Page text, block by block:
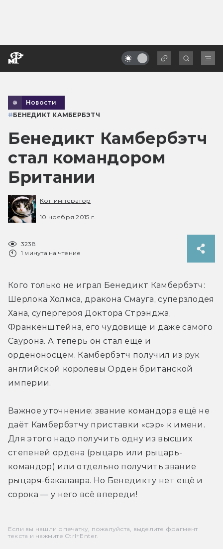
Новости
#БЕНЕДИКТ КАМБЕРБЭТЧ
Бенедикт Камбербэтч
стал командором
Британии
Кот-император
10 ноября 2015 г.
3238
1 минута на чтение
Кого только не играл Бенедикт Камбербэтч:
Шерлока Холмса, дракона Смауга, суперзлодея
Хана, супергероя Доктора Стрэнджа,
Франкенштейна, его чудовище и даже самого
Саурона. А теперь он стал ещё и
орденоносцем. Камбербэтч получил из рук
английской королевы Орден британской
империи.
Важное уточнение: звание командора ещё не
даёт Камбербэтчу приставки «сэр» к имени.
Для этого надо получить одну из высших
степеней ордена (рыцарь или рыцарь-
командор) или отдельно получить звание
рыцаря-бакалавра. Но Бенедикту нет ещё и
сорока — у него всё впереди!
Если вы нашли опечатку, пожалуйста, выделите фрагмент
текста и нажмите Ctrl+Enter.